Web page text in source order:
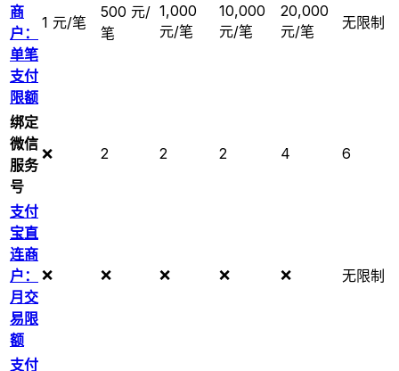
商
户：
单笔
支付
限额
1 元/笔
500 元/
笔
1,000
元/笔
10,000
元/笔
20,000
元/笔
无限制
绑定
微信
服务
号
❌ 2 2 2 4 6
支付
宝直
连商
户：
月交
易限
额
❌ ❌ ❌ ❌ ❌ 无限制
支付